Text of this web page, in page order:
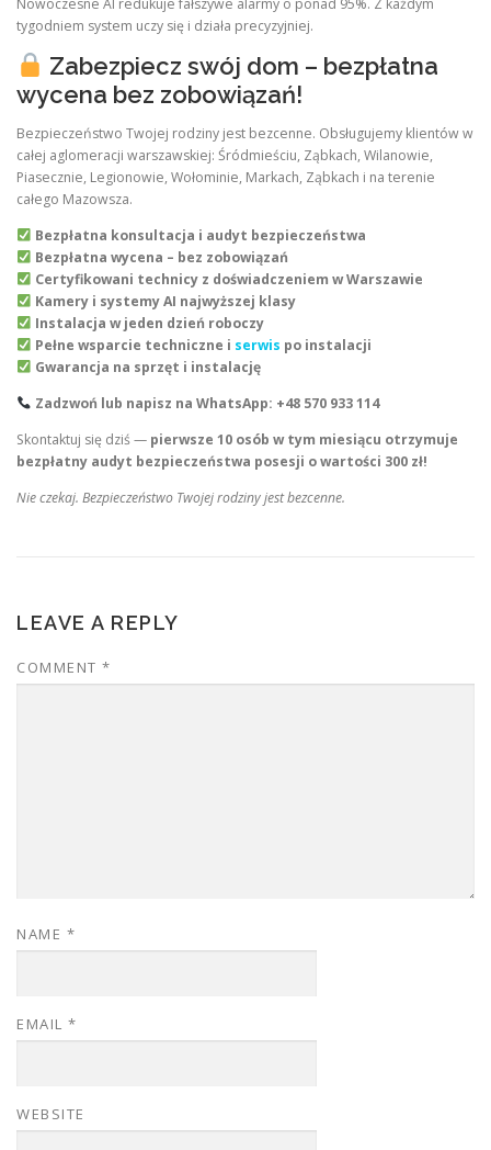
tygodniem system uczy się i działa precyzyjniej.
Zabezpiecz swój dom – bezpłatna
wycena bez zobowiązań!
Bezpieczeństwo Twojej rodziny jest bezcenne. Obsługujemy klientów w
całej aglomeracji warszawskiej: Śródmieściu, Ząbkach, Wilanowie,
Piasecznie, Legionowie, Wołominie, Markach, Ząbkach i na terenie
całego Mazowsza.
Bezpłatna konsultacja i audyt bezpieczeństwa
Bezpłatna wycena – bez zobowiązań
Certyfikowani technicy z doświadczeniem w Warszawie
Kamery i systemy AI najwyższej klasy
Instalacja w jeden dzień roboczy
Pełne wsparcie techniczne i serwis po instalacji
Gwarancja na sprzęt i instalację
Zadzwoń lub napisz na WhatsApp: +48 570 933 114
Skontaktuj się dziś — pierwsze 10 osób w tym miesiącu otrzymuje
bezpłatny audyt bezpieczeństwa posesji o wartości 300 zł!
Nie czekaj. Bezpieczeństwo Twojej rodziny jest bezcenne.
LEAVE A REPLY
COMMENT *
NAME *
EMAIL *
WEBSITE